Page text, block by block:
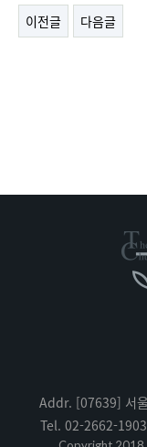
이전글 다음글
Addr. [07639] 서
Tel. 02-2662-